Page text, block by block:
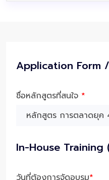
Application Form
ชื่อหลักสูตรที่สนใจ *
In-House Training
วันที่ต้องการจัดอบรม*